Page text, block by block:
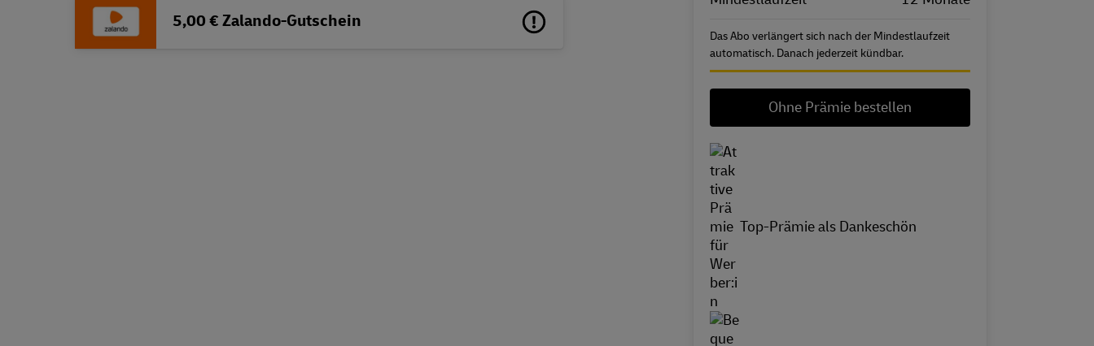
5,00 € Zalando-Gutschein
Das Abo verlängert sich nach der Mindestlaufzeit
automatisch. Danach jederzeit kündbar.
Ohne Prämie bestellen
Top-Prämie als Dankeschön